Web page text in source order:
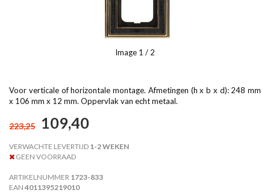
Image 1 / 2
Voor verticale of horizontale montage. Afmetingen (h x b x d): 248 mm
x 106 mm x 12 mm. Oppervlak van echt metaal.
223,25 109,40
VERWACHTE LEVERTIJD 1-2 WEKEN
GEEN VOORRAAD
ARTIKELNUMMER 1723-833
EAN 4011395219010